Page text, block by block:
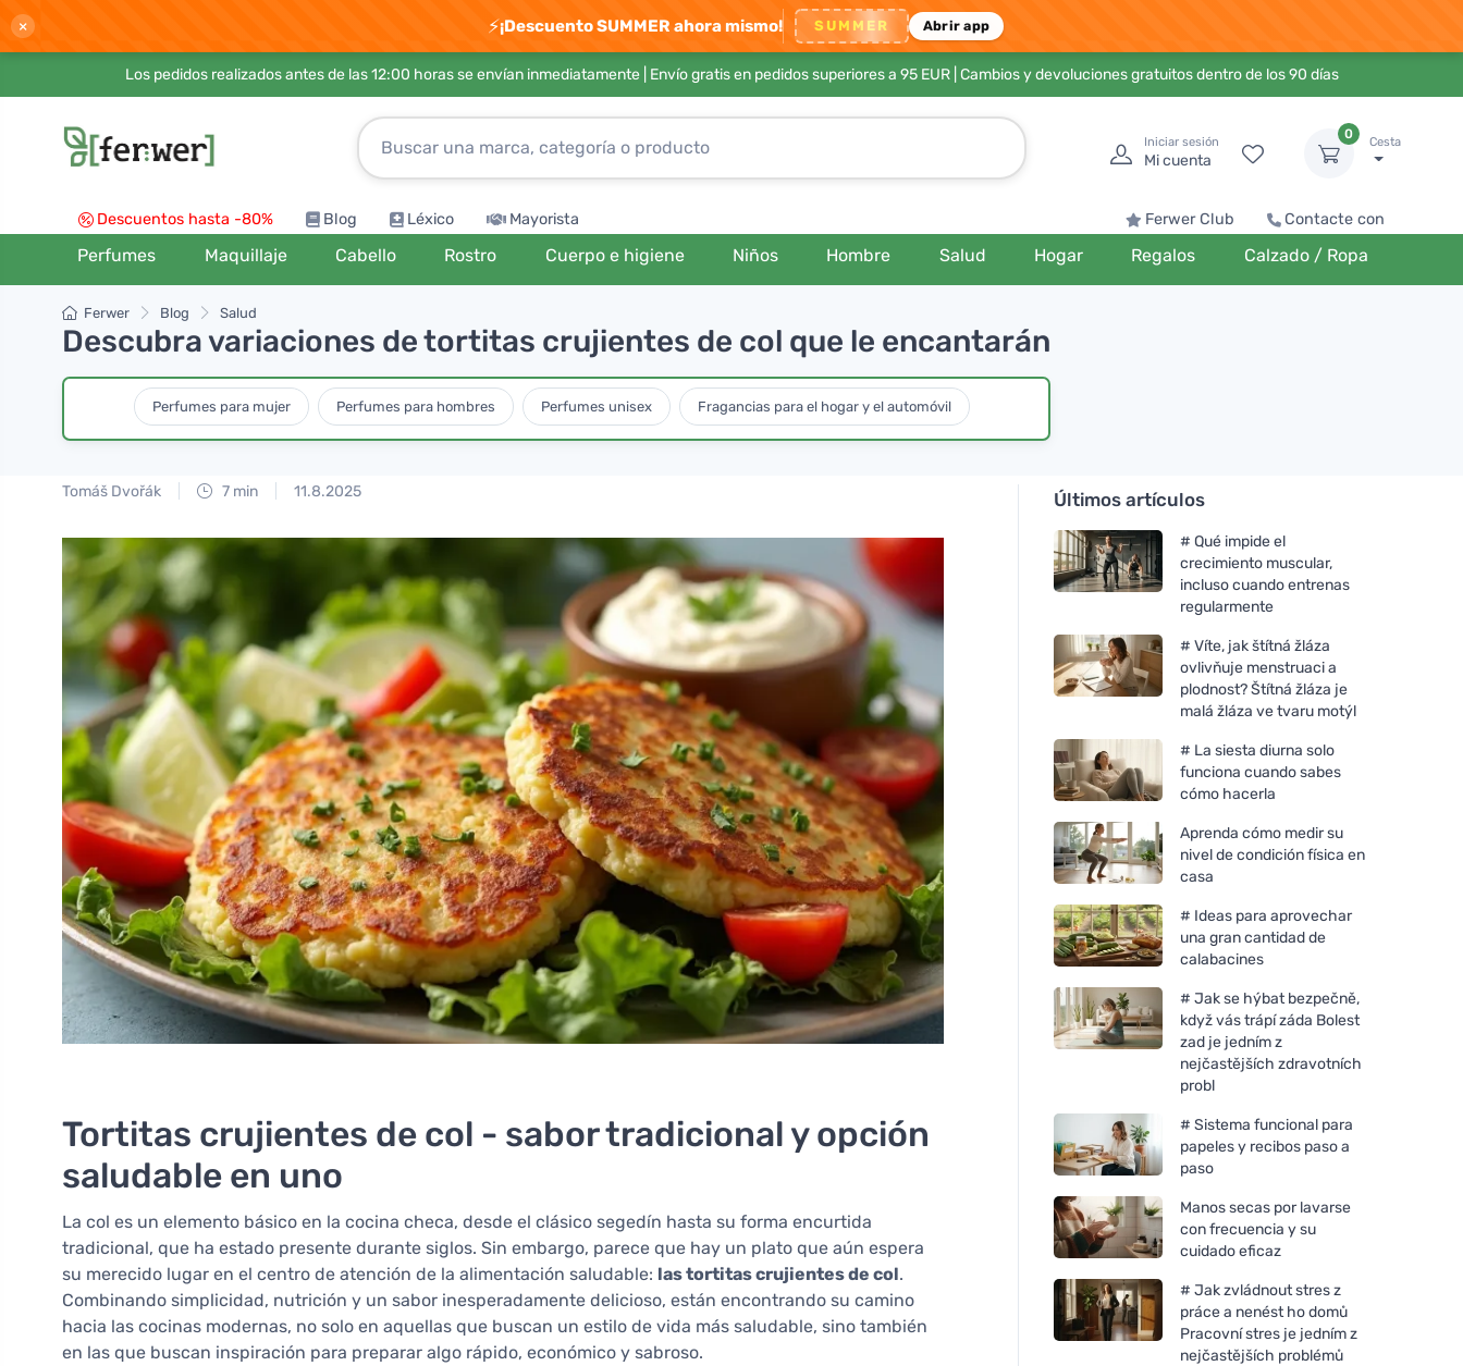
× ⚡¡Descuento SUMMER ahora mismo! SUMMER Abrir app
Los pedidos realizados antes de las 12:00 horas se envían inmediatamente | Envío gratis en pedidos superiores a 95 EUR| Cambios y devoluciones gratuitos dentro de los 90 días
Iniciar sesión
Mi cuenta
0
Cesta
Descuentos hasta -80% Blog Léxico Mayorista Ferwer Club Contacte con
Perfumes Maquillaje Cabello Rostro Cuerpo e higiene Niños Hombre Salud Hogar Regalos Calzado / Ropa
Ferwer Blog Salud
Descubra variaciones de tortitas crujientes de col que le encantarán
Perfumes para mujer Perfumes para hombres Perfumes unisex Fragancias para el hogar y el automóvil
Tomáš Dvořák 7 min 11.8.2025
Tortitas crujientes de col - sabor tradicional y opción
saludable en uno
La col es un elemento básico en la cocina checa, desde el clásico segedín hasta su forma encurtida
tradicional, que ha estado presente durante siglos. Sin embargo, parece que hay un plato que aún espera
su merecido lugar en el centro de atención de la alimentación saludable: las tortitas crujientes de col.
Combinando simplicidad, nutrición y un sabor inesperadamente delicioso, están encontrando su camino
hacia las cocinas modernas, no solo en aquellas que buscan un estilo de vida más saludable, sino también
en las que buscan inspiración para preparar algo rápido, económico y sabroso.
Últimos artículos
# Qué impide el
crecimiento muscular,
incluso cuando entrenas
regularmente
# Víte, jak štítná žláza
ovlivňuje menstruaci a
plodnost? Štítná žláza je
malá žláza ve tvaru motýl
# La siesta diurna solo
funciona cuando sabes
cómo hacerla
Aprenda cómo medir su
nivel de condición física en
casa
# Ideas para aprovechar
una gran cantidad de
calabacines
# Jak se hýbat bezpečně,
když vás trápí záda Bolest
zad je jedním z
nejčastějších zdravotních
probl
# Sistema funcional para
papeles y recibos paso a
paso
Manos secas por lavarse
con frecuencia y su
cuidado eficaz
# Jak zvládnout stres z
práce a nenést ho domů
Pracovní stres je jedním z
nejčastějších problémů